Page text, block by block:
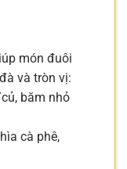
món đuôi
và tròn vị:
băm nhỏ
cà phê,